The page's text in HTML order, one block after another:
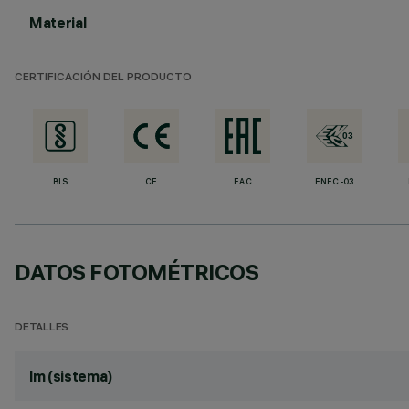
Material
CERTIFICACIÓN DEL PRODUCTO
BIS CE EAC ENEC-03
DATOS FOTOMÉTRICOS
DETALLES
lm (sistema)